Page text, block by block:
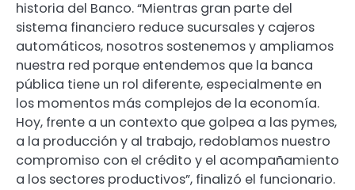
historia del Banco. “Mientras gran parte del
sistema financiero reduce sucursales y cajeros
automáticos, nosotros sostenemos y ampliamos
nuestra red porque entendemos que la banca
pública tiene un rol diferente, especialmente en
los momentos más complejos de la economía.
Hoy, frente a un contexto que golpea a las pymes,
a la producción y al trabajo, redoblamos nuestro
compromiso con el crédito y el acompañamiento
a los sectores productivos”, finalizó el funcionario.